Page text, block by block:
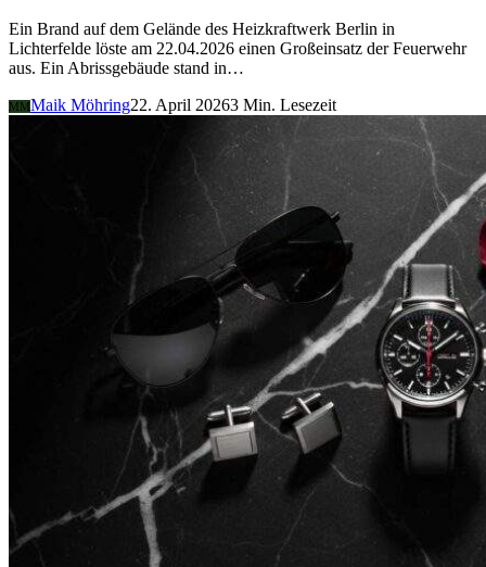
Ein Brand auf dem Gelände des Heizkraftwerk Berlin in
Lichterfelde löste am 22.04.2026 einen Großeinsatz der Feuerwehr
aus. Ein Abrissgebäude stand in…
MMMaik Möhring22. April 20263 Min. Lesezeit